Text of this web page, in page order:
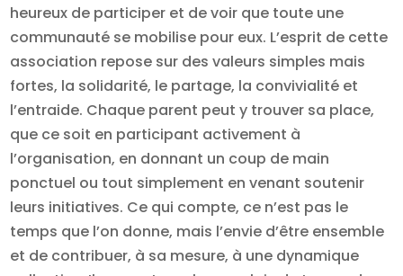
heureux de participer et de voir que toute une
communauté se mobilise pour eux. L’esprit de cette
association repose sur des valeurs simples mais
fortes, la solidarité, le partage, la convivialité et
l’entraide. Chaque parent peut y trouver sa place,
que ce soit en participant activement à
l’organisation, en donnant un coup de main
ponctuel ou tout simplement en venant soutenir
leurs initiatives. Ce qui compte, ce n’est pas le
temps que l’on donne, mais l’envie d’être ensemble
et de contribuer, à sa mesure, à une dynamique